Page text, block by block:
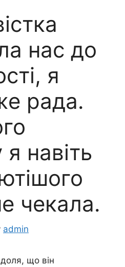
нас до
я
рада.
навіть
чекала.
admin
що він